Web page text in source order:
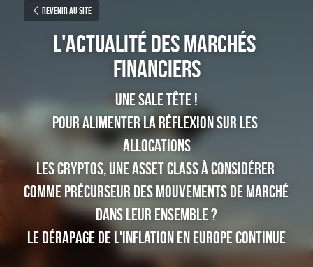
Revenir au site
L'actualité des marchés
financiers
Une sale tête !
Pour alimenter la réflexion sur les
allocations
Les cryptos, une asset class à considérer
comme précurseur des mouvements de marché
dans leur ensemble ?
Le dérapage de l'inflation en Europe continue